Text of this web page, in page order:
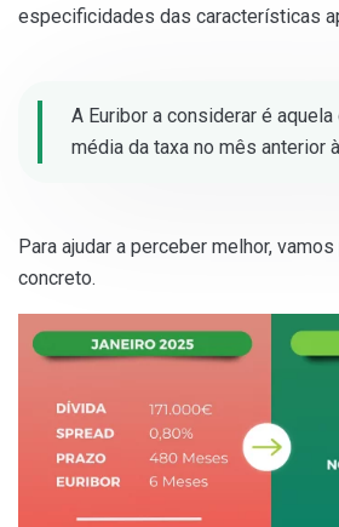
especificidades das características
A Euribor a considerar é
média da taxa no mês anterior
Para ajudar a perceber melhor,
concreto.